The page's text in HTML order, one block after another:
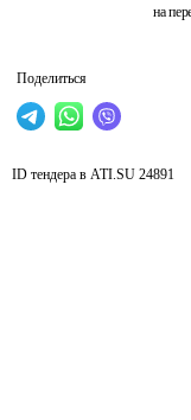
на
Поделиться
ID тендера в ATI.SU 24891